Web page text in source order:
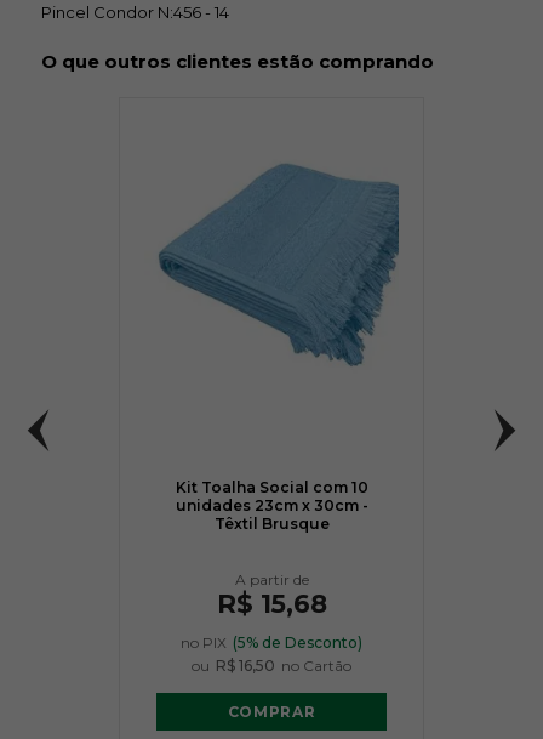
Pincel Condor N:456 - 14
O que outros clientes estão comprando
Kit Toalha Social com 10
unidades 23cm x 30cm -
Têxtil Brusque
R$ 15,68
no PIX (5% de Desconto)
ou R$ 16,50 no Cartão
COMPRAR